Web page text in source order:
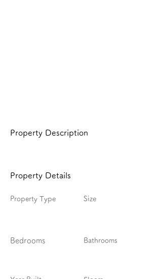
Property Description
Property Details
Property Type
Bedrooms
Size
Bathrooms